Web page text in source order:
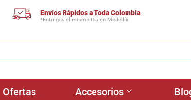
Envíos Rápidos a Toda Colombia
*Entregas el mismo Día en Medellín
Ofertas Accesorios